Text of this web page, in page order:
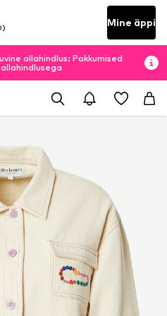
Mine äppi
allahindlus: Pakkumised